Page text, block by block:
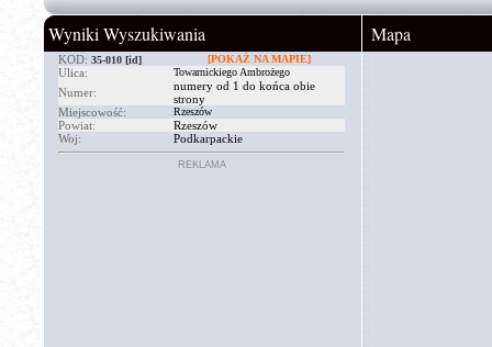
Wyniki Wyszukiwania
KOD: 35-010 [id] [POKAŻ NA MAPIE]
Ulica: Towarnickiego Ambrożego
Numer:
numery od 1 do końca obie
strony
Miejscowość:
Rzeszów
Powiat:
Rzeszów
Woj:
Podkarpackie
REKLAMA
Mapa